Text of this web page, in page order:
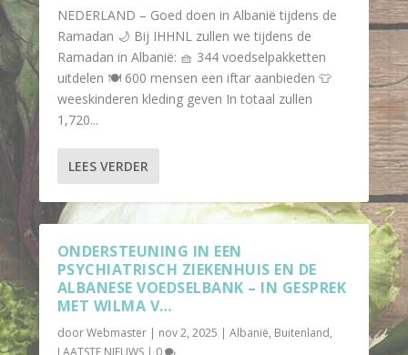
NEDERLAND – Goed doen in Albanië tijdens de
Ramadan 🌙 Bij IHHNL zullen we tijdens de
Ramadan in Albanië: 🧺 344 voedselpakketten
uitdelen 🍽 600 mensen een iftar aanbieden 👕
weeskinderen kleding geven In totaal zullen
1,720...
LEES VERDER
ONDERSTEUNING IN EEN
PSYCHIATRISCH ZIEKENHUIS EN DE
ALBANESE VOEDSELBANK – IN GESPREK
MET WILMA V…
doorWebmaster| nov 2, 2025 | Albanië, Buitenland,